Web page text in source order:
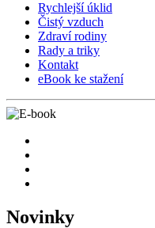
Rychlejší úklid
Čistý vzduch
Zdraví rodiny
Rady a triky
Kontakt
eBook ke stažení
Novinky